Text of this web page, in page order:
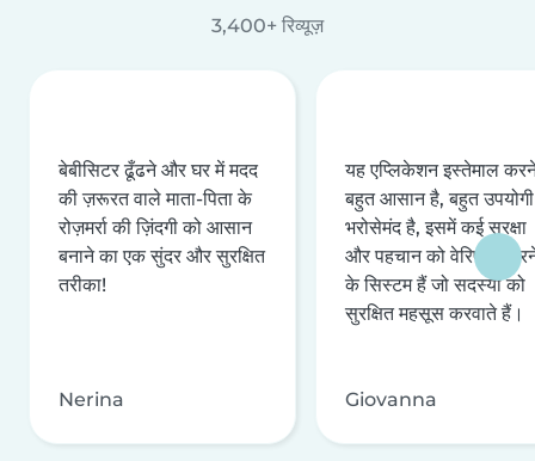
3,400+ रिव्यूज़
बेबीसिटर ढूँढने और घर में मदद
की ज़रूरत वाले माता-पिता के
रोज़मर्रा की ज़िंदगी को आसान
बनाने का एक सुंदर और सुरक्षित
तरीका!
Nerina
यह एप्लिकेशन इस्तेमाल
बहुत आसान है, बहुत
भरोसेमंद है, इसमें कई सुरक्षा
और पहचान को वेरिफ़ाई
के सिस्टम हैं जो सदस्यों को
सुरक्षित महसूस करवाते हैं।
Giovanna